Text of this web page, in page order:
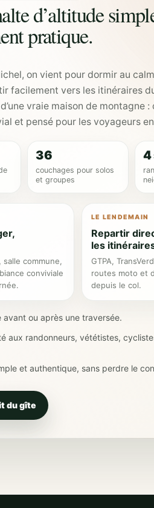
d’altitude
pratique.
on vient pour dormir au
facilement vers les itinéraires
vraie maison de montagne :
et pensé pour les voyageurs
36
couchages pour solos
et groupes
4
salle commune,
conviviale
LE LENDEMAIN
Repartir
les
GTPA,
routes moto et
depuis le col.
avant ou après une traversée.
aux randonneurs, vététistes,
et authentique, sans perdre le
du gîte